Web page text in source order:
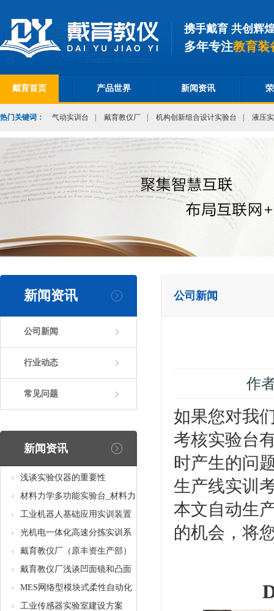
携手戴育 共创辉
多年专注教育装
戴育首页 产品世界 新闻资讯
热门关键词： 气动实训台 戴育教仪厂 机构创新组合设计实验台 液压
新闻资讯
公司新闻
行业动态
常见问题
新闻资讯
浅谈实验仪器的重要性
材料力学多功能实验台_材料力
学多功能考核实验实训设备
工业机器人基础应用实训装置
台_工业机器人基础应用实训考
核设备
光机电一体化高速分拣实训系
统_光机电一体化高速分拣实验
实训设备
戴育教仪厂（原丰资生产部）
助力春季高教仪器展
戴育教仪厂浅谈凹面镜和凸面
镜的区别之处
MES网络型模块式柔性自动化
生产线实验系统(八站)_模块柔
工业传感器实验室建设方案
公司新闻
作
如果您对我
考核实验台
时产生的问
生产线实训
本文自动生
的机会，将